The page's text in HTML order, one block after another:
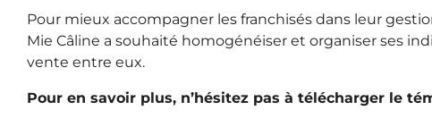
Pour mieux accompagner les franchisés dans leur
Mie Câline a souhaité homogénéiser et organiser ses
vente entre eux.
Pour en savoir plus, n’hésitez pas à télécharger le